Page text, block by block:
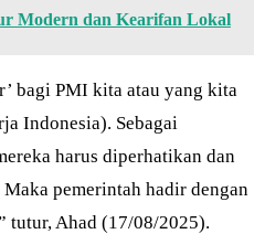
Modern dan Kearifan Lokal
bagi PMI kita atau yang kita
Indonesia). Sebagai
harus diperhatikan dan
pemerintah hadir dengan
tutur, Ahad (17/08/2025).